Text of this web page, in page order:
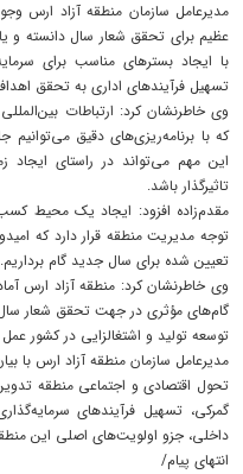
عظیم برای تحقق شعار سال دانسته و
با ایجاد بسترهای مناسب برای
تسهیل فرآیندهای اداری به تحقق
وی خاطرنشان کرد: ارتباطات
که با برنامه‌ریزی‌های دقیق می‌توانیم
این مهم می‌تواند در راستای ایجاد
تاثیرگذار باشد.
مقدم‌زاده افزود: ایجاد یک محیط کسب
توجه مدیریت منطقه قرار دارد که
تعیین شده برای سال جدید گام برداریم.
وی خاطرنشان کرد: منطقه آزاد ارس
گام‌های مؤثری در جهت تحقق شعار سال
توسعه تولید و اشتغالزایی در کشور
مدیرعامل سازمان منطقه آزاد ارس با
تحول اقتصادی و اجتماعی منطقه
گمرکی، تسهیل فرآیندهای
داخلی، جزو اولویت‌های اصلی این منطقه در سال
انتهای پیام/